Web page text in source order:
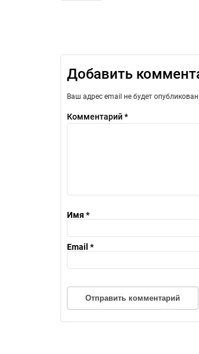
Добавить
Ваш адрес email не будет опубликован.
Комментарий*
Имя *
Email *